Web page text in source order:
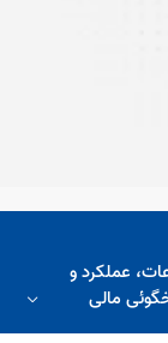
عملکرد و
مالی